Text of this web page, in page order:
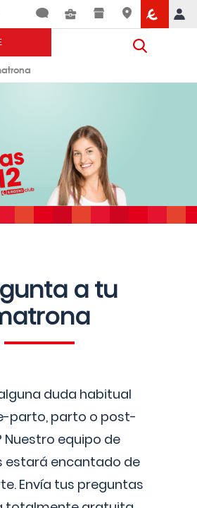
a tu
duda habitual
parto, parto o post-
Nuestro equipo de
estará encantado de
Envía tus preguntas